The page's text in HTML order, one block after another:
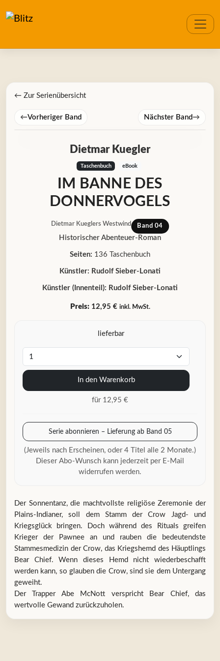
← Zur Serienübersicht
←Vorheriger Band Nächster Band→
Dietmar Kuegler
Taschenbuch eBook
IM BANNE DES
DONNERVOGELS
Dietmar Kueglers Westwind Band 04
Historischer Abenteuer-Roman
Seiten: 136 Taschenbuch
Künstler: Rudolf Sieber-Lonati
Künstler (Innenteil): Rudolf Sieber-Lonati
Preis:12,95 € inkl. MwSt.
lieferbar
In den Warenkorb
für 12,95 €
Serie abonnieren – Lieferung ab Band 05
(Jeweils nach Erscheinen, oder 4 Titel alle 2 Monate.)
Dieser Abo-Wunsch kann jederzeit per E-Mail
widerrufen werden.
Der Sonnentanz, die machtvollste religiöse Zeremonie der
Plains-Indianer, soll dem Stamm der Crow Jagd- und
Kriegsglück bringen. Doch während des Rituals greifen
Krieger der Pawnee an und rauben die bedeutendste
Stammesmedizin der Crow, das Kriegshemd des Häuptlings
Bear Chief. Wenn dieses Hemd nicht wiederbeschafft
werden kann, so glauben die Crow, sind sie dem Untergang
geweiht.
Der Trapper Abe McNott verspricht Bear Chief, das
wertvolle Gewand zurückzuholen.